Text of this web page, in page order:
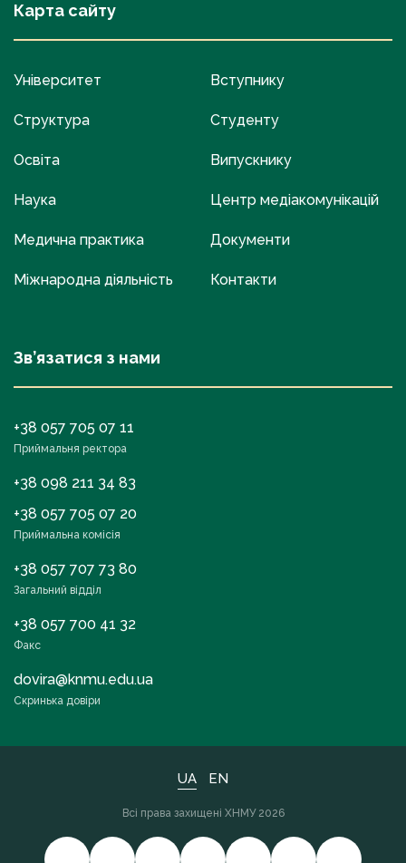
Карта сайту
Університет
Структура
Освіта
Наука
Медична практика
Міжнародна діяльність
Вступнику
Студенту
Випускнику
Центр медіакомунікацій
Документи
Контакти
Зв’язатися з нами
+38 057 705 07 11
Приймальня ректора
+38 098 211 34 83
+38 057 705 07 20
Приймальна комісія
+38 057 707 73 80
Загальний відділ
+38 057 700 41 32
Факс
dovira@knmu.edu.ua
Скринька довіри
UA EN
Всі права захищені ХНМУ 2026